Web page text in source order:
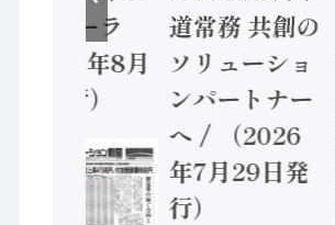
ントローラ
（2026年8月
5日発行）
道常務 共創の
ソリューショ
ンパートナー
へ / （2026
年7月29日発
行）